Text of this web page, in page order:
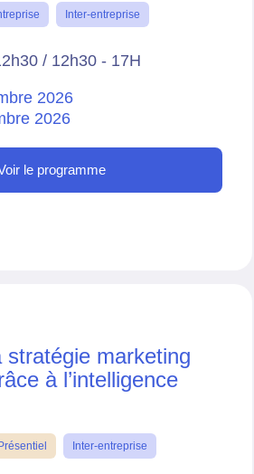
Inter-entreprise
/ 12h30 - 17H
2026
2026
le programme
stratégie marketing
à l’intelligence
Inter-entreprise